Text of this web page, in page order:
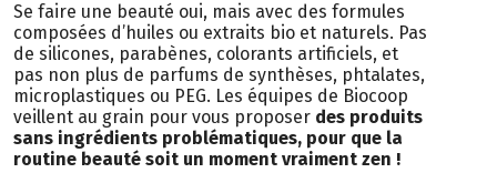
Se faire une beauté oui, mais avec des formules
composées d’huiles ou extraits bio et naturels. Pas
de silicones, parabènes, colorants artificiels, et
pas non plus de parfums de synthèses, phtalates,
microplastiques ou PEG. Les équipes de Biocoop
veillent au grain pour vous proposer des produits
sans ingrédients problématiques, pour que la
routine beauté soit un moment vraiment zen !